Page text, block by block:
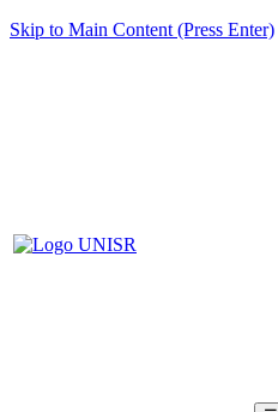
Skip to Main Content (Press Enter)